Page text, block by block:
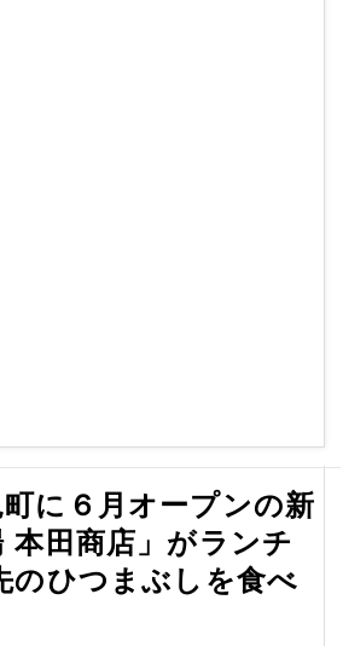
に６月オープンの新
本田商店」がランチ
のひつまぶしを食べ